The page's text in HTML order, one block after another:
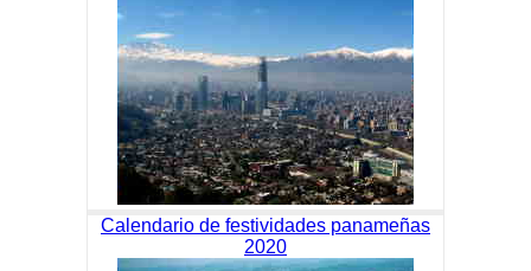
Calendario de festividades panameñas
2020